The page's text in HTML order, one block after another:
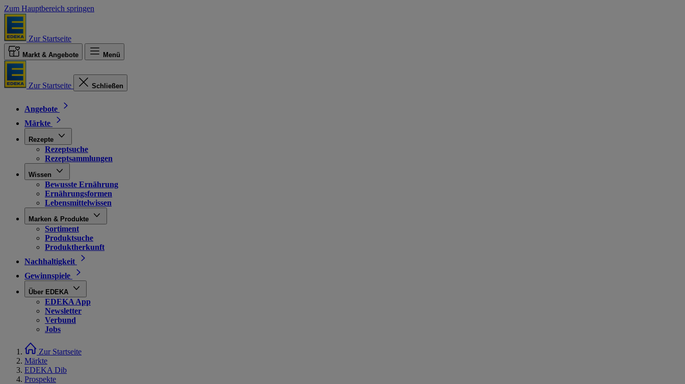
Zum Hauptbereich springen
Zur Startseite
Markt & Angebote Menü
Zur Startseite Schließen
Angebote
Märkte
Rezepte
Rezeptsuche
Rezeptsammlungen
Wissen
Bewusste Ernährung
Ernährungsformen
Lebensmittelwissen
Marken & Produkte
Sortiment
Produktsuche
Produktherkunft
Nachhaltigkeit
Gewinnspiele
Über EDEKA
EDEKA App
Newsletter
Verbund
Jobs
Zur Startseite
Märkte
EDEKA Dib
Prospekte